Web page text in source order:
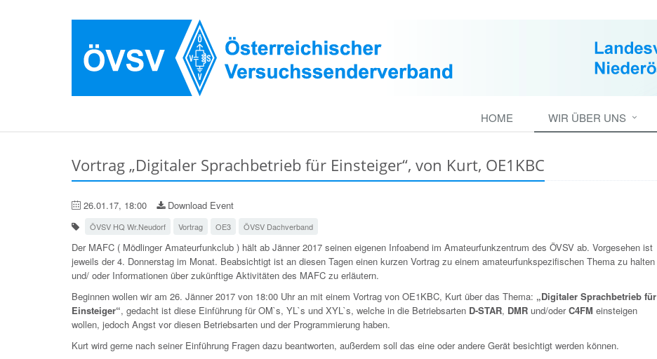
HOME WIR ÜBER UNS
Vortrag „Digitaler Sprachbetrieb für Einsteiger“, von Kurt, OE1KBC
26.01.17, 18:00 Download Event
ÖVSV HQ Wr.Neudorf Vortrag OE3 ÖVSV Dachverband
Der MAFC ( Mödlinger Amateurfunkclub ) hält ab Jänner 2017 seinen eigenen Infoabend im Amateurfunkzentrum des ÖVSV ab. Vorgesehen ist
jeweils der 4. Donnerstag im Monat. Beabsichtigt ist an diesen Tagen einen kurzen Vortrag zu einem amateurfunkspezifischen Thema zu halten
und/ oder Informationen über zukünftige Aktivitäten des MAFC zu erläutern.
Beginnen wollen wir am 26. Jänner 2017 von 18:00 Uhr an mit einem Vortrag von OE1KBC, Kurt über das Thema: „Digitaler Sprachbetrieb für
Einsteiger“, gedacht ist diese Einführung für OM`s, YL`s und XYL`s, welche in die Betriebsarten D-STAR, DMR und/oderC4FM einsteigen
wollen, jedoch Angst vor diesen Betriebsarten und der Programmierung haben.
Kurt wird gerne nach seiner Einführung Fragen dazu beantworten, außerdem soll das eine oder andere Gerät besichtigt werden können.